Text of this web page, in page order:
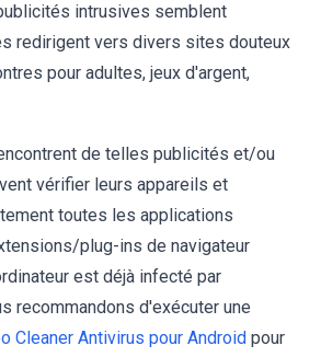
intrusives semblent
redirigent vers divers sites douteux
pour adultes, jeux d'argent,
de telles publicités et/ou
vérifier leurs appareils et
toutes les applications
plug-ins de navigateur
est déjà infecté par
recommandons d'exécuter une
Cleaner Antivirus pour Android pour